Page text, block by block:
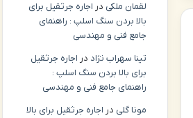
لقمان ملکی در اجاره جرثقیل برای
بالا بردن سنگ اسلپ : راهنمای
جامع فنی و مهندسی
تینا سهراب نژاد در اجاره جرثقیل
برای بالا بردن سنگ اسلپ :
راهنمای جامع فنی و مهندسی
مونا گلی در اجاره جرثقیل برای بالا